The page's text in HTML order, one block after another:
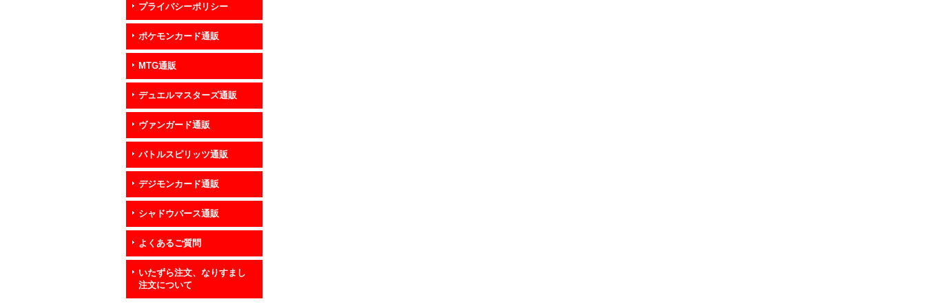
プライバシーポリシー
ポケモンカード通販
MTG通販
デュエルマスターズ通販
ヴァンガード通販
バトルスピリッツ通販
デジモンカード通販
シャドウバース通販
よくあるご質問
いたずら注文、なりすまし
注文について